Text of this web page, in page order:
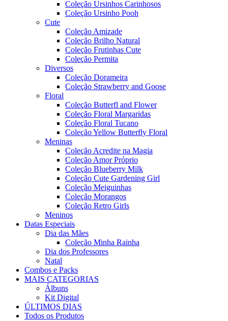
Coleção Ursinhos Carinhosos
Coleção Ursinho Pooh
Cute
Coleção Amizade
Coleção Brilho Natural
Coleção Frutinhas Cute
Coleção Permita
Diversos
Coleção Dorameira
Coleção Strawberry and Goose
Floral
Coleção Butterfl and Flower
Coleção Floral Margaridas
Coleção Floral Tucano
Coleção Yellow Butterfly Floral
Meninas
Coleção Acredite na Magia
Coleção Amor Próprio
Coleção Blueberry Milk
Coleção Cute Gardening Girl
Coleção Meiguinhas
Coleção Morangos
Coleção Retro Girls
Meninos
Datas Especiais
Dia das Mães
Coleção Minha Rainha
Dia dos Professores
Natal
Combos e Packs
MAIS CATEGORIAS
Álbuns
Kit Digital
ÚLTIMOS DIAS
Todos os Produtos